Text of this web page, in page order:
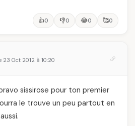
👍0 👎0 😂0 🥰0
23 Oct 2012 à 10:20
sissirose pour ton premier
le trouve un peu partout en